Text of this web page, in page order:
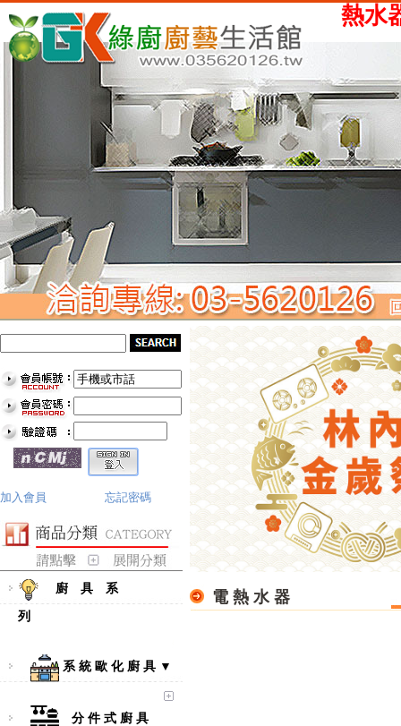
熱水器、瓦斯爐
加入會員 忘記密碼
廚 具 系
列
系 統 歐 化 廚 具 ▼
分 件 式 廚 具
電 熱 水 器